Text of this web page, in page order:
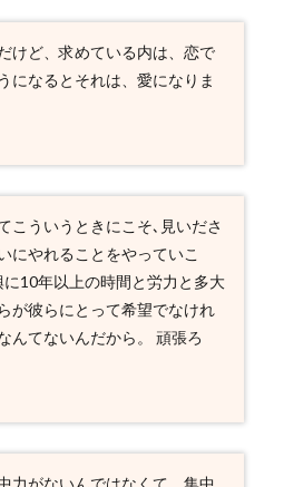
けど、求めている内は、恋で
になるとそれは、愛になりま
こういうときにこそ､見いださ
にやれることをやっていこ
10年以上の時間と労力と多大
が彼らにとって希望でなけれ
んてないんだから。 頑張ろ
力がないんではなくて、集中